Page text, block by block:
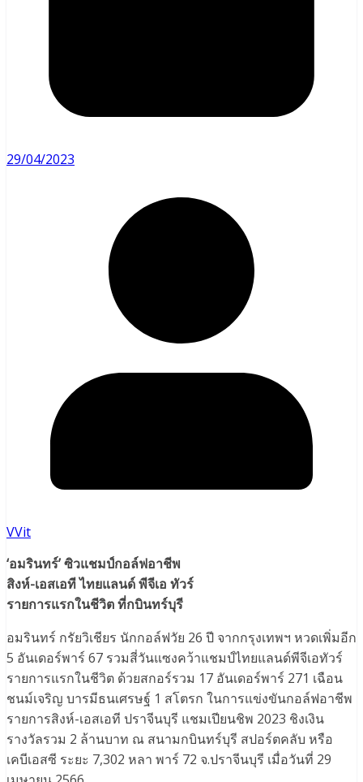
29/04/2023
VVit
‘อมรินทร์’ ซิวแชมป์กอล์ฟอาชีพ
สิงห์-เอสเอที ไทยแลนด์ พีจีเอ ทัวร์
รายการแรกในชีวิต ที่กบินทร์บุรี
อมรินทร์ กรัยวิเชียร นักกอล์ฟวัย 26 ปี จากกรุงเทพฯ หวดเพิ่มอีก
5 อันเดอร์พาร์ 67 รวมสี่วันแซงคว้าแชมป์ไทยแลนด์พีจีเอทัวร์
รายการแรกในชีวิต ด้วยสกอร์รวม 17 อันเดอร์พาร์ 271 เฉือน
ชนม์เจริญ บารมีธนเศรษฐ์ 1 สโตรก ในการแข่งขันกอล์ฟอาชีพ
รายการสิงห์-เอสเอที ปราจีนบุรี แชมเปียนชิพ 2023 ชิงเงิน
รางวัลรวม 2 ล้านบาท ณ สนามกบินทร์บุรี สปอร์ตคลับ หรือ
เคบีเอสซี ระยะ 7,302 หลา พาร์ 72 จ.ปราจีนบุรี เมื่อวันที่ 29